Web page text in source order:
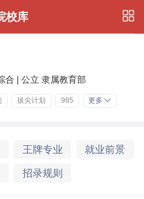
校库
合 | 公立 隶属教育部
拔尖计划 985 更多
王牌专业 就业前景
招录规则